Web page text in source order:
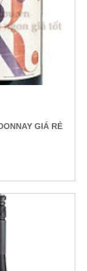
GIÁ RẺ